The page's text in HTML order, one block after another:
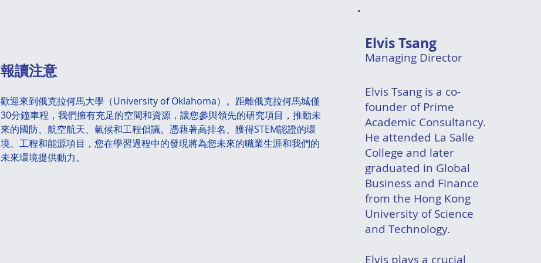
Managing Director
Elvis Tsang
Elvis Tsang is a co-
founder of Prime
Academic Consultancy.
He attended La Salle
College and later
graduated in Global
Business and Finance
from the Hong Kong
University of Science
and Technology.
Elvis plays a crucial
​報讀注意
歡迎來到俄克拉何馬大學（University of Oklahoma）。距離俄克拉何馬城僅
30分鐘車程，我們擁有充足的空間和資源，讓您參與領先的研究項目，推動未
來的國防、航空航天、氣候和工程倡議。憑藉著高排名、獲得STEM認證的環
境、工程和能源項目，您在學習過程中的發現將為您未來的職業生涯和我們的
未來環境提供動力。